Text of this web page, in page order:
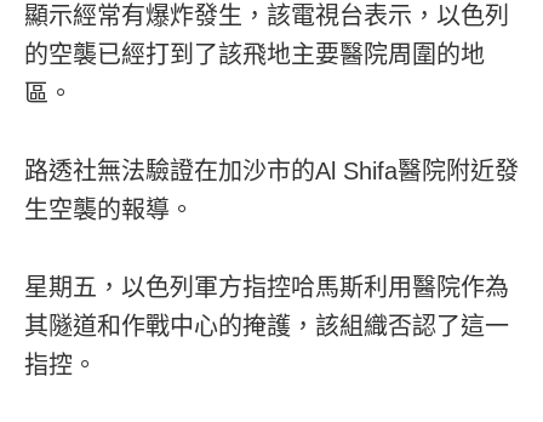
顯示經常有爆炸發生，該電視台表示，以色列
的空襲已經打到了該飛地主要醫院周圍的地
區。
路透社無法驗證在加沙市的Al Shifa醫院附近發
生空襲的報導。
星期五，以色列軍方指控哈馬斯利用醫院作為
其隧道和作戰中心的掩護，該組織否認了這一
指控。